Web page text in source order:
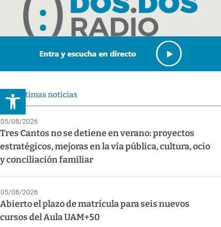
Abrir barra de herramientas
Últimas noticias
05/08/2026
Tres Cantos no se detiene en verano: proyectos
estratégicos, mejoras en la vía pública, cultura, ocio
y conciliación familiar
05/08/2026
Abierto el plazo de matrícula para seis nuevos
cursos del Aula UAM+50